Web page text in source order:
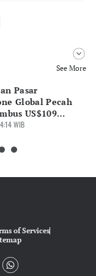
See More
Pasar
Global Pecah
US$109
WIB
of Services